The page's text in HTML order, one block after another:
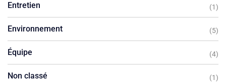
Entretien (1)
Environnement (5)
Équipe (4)
Non classé (1)